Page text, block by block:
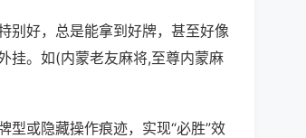
别好，总是能拿到好牌，甚至好像
挂。如(内蒙老友麻将,至尊内蒙麻
型或隐藏操作痕迹，实现“必胜”效